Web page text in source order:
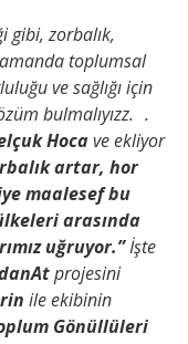
gibi, zorbalık,
toplumsal
ve sağlığı için
bulmalıyızz. .
Hocave ekliyor
artar, hor
maalesef bu
arasında
uğruyor.”İşte
projesini
ile ekibinin
Gönüllüleri